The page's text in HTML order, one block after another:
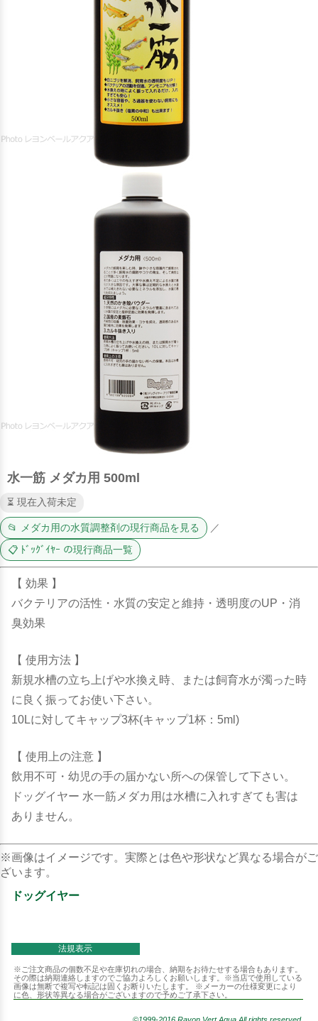
水一筋 メダカ用 500ml
⏳ 現在入荷未定
📂 メダカ用の水質調整剤の現行商品を見る ／
📋 ﾄﾞｯｸﾞｲﾔｰ の現行商品一覧
【 効果 】
バクテリアの活性・水質の安定と維持・透明度のUP・消
臭効果
【 使用方法 】
新規水槽の立ち上げや水換え時、または飼育水が濁った時
に良く振ってお使い下さい。
10Lに対してキャップ3杯(キャップ1杯：5ml)
【 使用上の注意 】
飲用不可・幼児の手の届かない所への保管して下さい。
ドッグイヤー 水一筋メダカ用は水槽に入れすぎても害は
ありません。
※画像はイメージです。実際とは色や形状など異なる場合がご
ざいます。
ドッグイヤー
法規表示
※ご注文商品の個数不足や在庫切れの場合、納期をお待たせする場合もあります。
その際は納期連絡しますのでご協力よろしくお願いします。※当店で使用している
画像は無断で複写や転記は固くお断りいたします。 ※メーカーの仕様変更により
に色、形状等異なる場合がございますので予めご了承下さい。